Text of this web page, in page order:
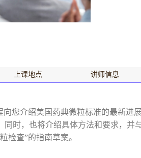
上课地点 讲师信息
向您介绍美国药典微粒标准的最新进
同时，也将介绍具体方法和要求，
检查”的指南草案。